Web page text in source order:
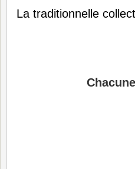
La traditionnelle